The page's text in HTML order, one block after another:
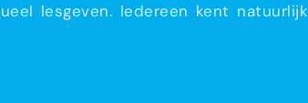
lesgeven. Iedereen kent natuurlijk